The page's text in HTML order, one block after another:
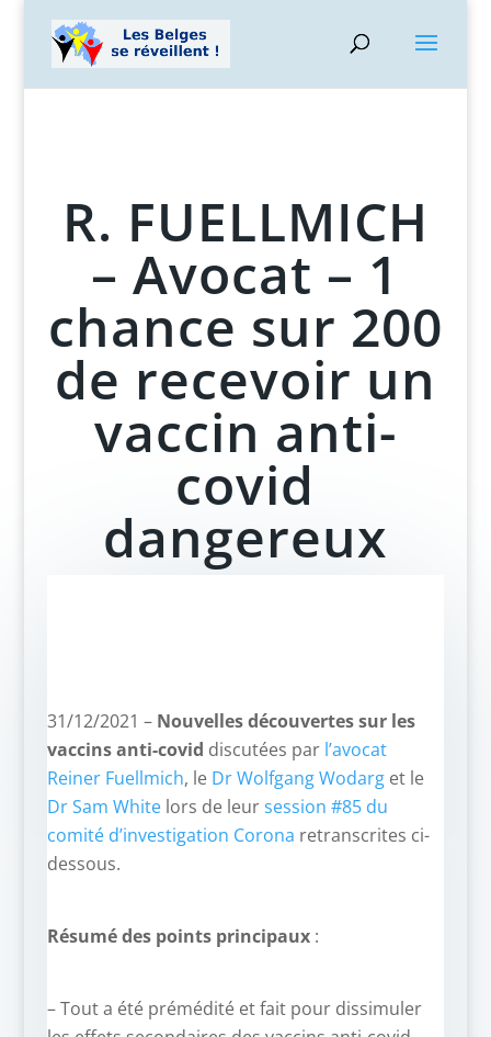
R. FUELLMICH
– Avocat – 1
chance sur 200
de recevoir un
vaccin anti-
covid
dangereux
31/12/2021 – Nouvelles découvertes sur les
vaccins anti-covid discutées par l’avocat
Reiner Fuellmich, le Dr Wolfgang Wodarget le
Dr Sam Whitelors de leursession #85 du
comité d’investigation Corona retranscrites ci-
dessous.
Résumé des points principaux:
– Tout a été prémédité et fait pour dissimuler